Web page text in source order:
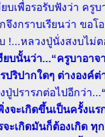
ยบเพื่อรอรับฟังว่า ครู
จึงกราบเรียนว่า ขอ
!...หลวงปู่นั่งสงบไม่
ยบนั้นว่า...“ครูบาอา
ปริปากใดๆ ต่างองค์ต่
ปู่ปรารภต่อไปอีกว่า...
งจะเกิดขึ้นเป็นครั้งแ
จะเกิดมันก็ต้องเกิด